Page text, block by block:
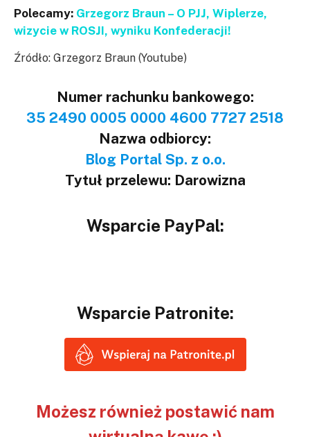
Polecamy: Grzegorz Braun – O PJJ, Wiplerze,
wizycie w ROSJI, wyniku Konfederacji!
Źródło: Grzegorz Braun (Youtube)
Numer rachunku bankowego:
35 2490 0005 0000 4600 7727 2518
Nazwa odbiorcy:
Blog Portal Sp. z o.o.
Tytuł przelewu: Darowizna
Wsparcie PayPal:
Wsparcie Patronite:
Możesz również postawić nam